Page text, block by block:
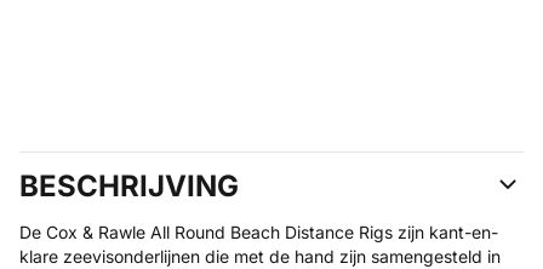
BESCHRIJVING
De Cox & Rawle All Round Beach Distance Rigs zijn kant-en-
klare zeevisonderlijnen die met de hand zijn samengesteld in